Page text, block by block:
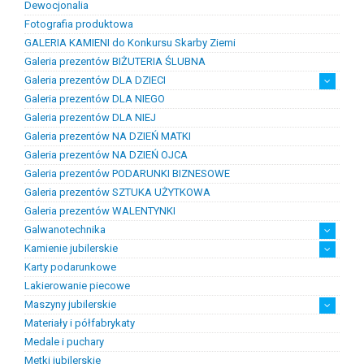
Figurki
Lampy i plafony
Świeczniki
Dewocjonalia
Fotografia produktowa
GALERIA KAMIENI do Konkursu Skarby Ziemi
Galeria prezentów BIŻUTERIA ŚLUBNA
Galeria prezentów DLA DZIECI
Prezenty na chrzest i narodziny dzieci
Prezenty na komunię
Galeria prezentów DLA NIEGO
Galeria prezentów DLA NIEJ
Galeria prezentów NA DZIEŃ MATKI
Galeria prezentów NA DZIEŃ OJCA
Galeria prezentów PODARUNKI BIZNESOWE
Galeria prezentów SZTUKA UŻYTKOWA
Galeria prezentów WALENTYNKI
Galwanotechnika
kąpiele
osprzęt
Kamienie jubilerskie
Bursztyn
Kamienie jubilersko-ozdobne
Kamienie syntetyczne
Kamienie szlachetne
Karty podarunkowe
Lakierowanie piecowe
Maszyny jubilerskie
diamenciarki, tokarki itp
inne
linia odlewnicza
maszyny do bursztynu
myjki ultradżwiękowe
polerowanie, szlifowanie
silniki jubilerskie
walcarki, prasy itp
Materiały i półfabrykaty
Medale i puchary
Metki jubilerskie